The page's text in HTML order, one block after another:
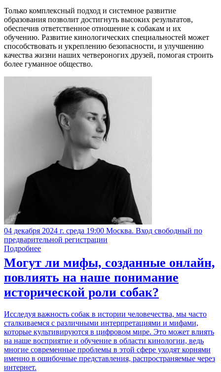
Только комплексный подход и системное развитие
образования позволит достигнуть высоких результатов,
обеспечив ответственное отношение к собакам и их
обучению. Развитие кинологических специальностей может
способствовать и укреплению безопасности, и улучшению
качества жизни наших четвероногих друзей, помогая строить
более гуманное общество.
04 декабря 2024 г. среда 19:00 Москва. Вход свободный по
предварительной регистрации
Подробнее
Могут ли мифы, созданные онлайн,
повлиять на наше понимание
исторической роли собак?
Исследуя важность собак в истории человечества, мы часто
сталкиваемся с различными интерпретациями и мифами,
которые культивируются в цифровом мире. Это может влиять
на наше восприятие и обучение в области кинологии, ведь
многие современные проблемы в этой сфере уходят корнями
именно в ошибочные представления, распространяемые через
интернет.